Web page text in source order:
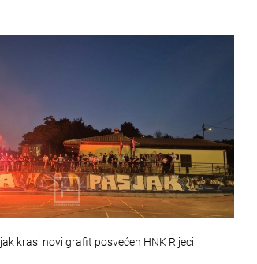
krasi novi grafit posvećen HNK Rijeci